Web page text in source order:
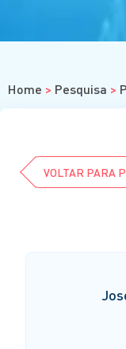
Home > Pesquisa >
VOLTAR PARA